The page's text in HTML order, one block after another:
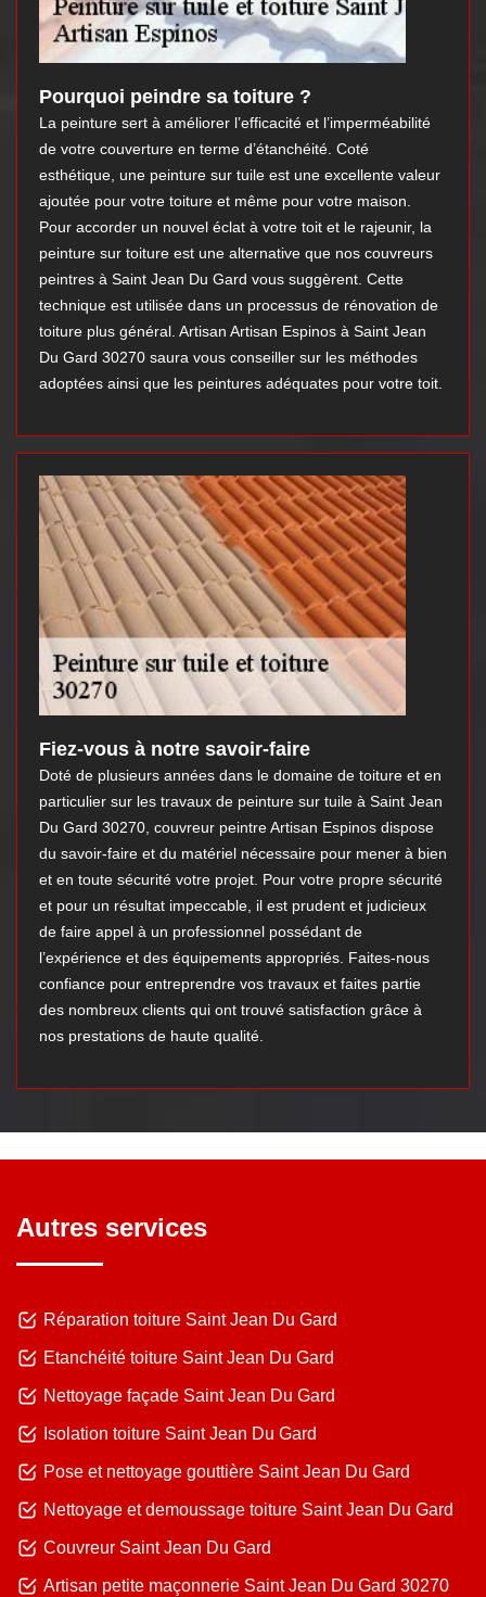
Pourquoi peindre sa toiture ?
La peinture sert à améliorer l’efficacité et l’imperméabilité
de votre couverture en terme d’étanchéité. Coté
esthétique, une peinture sur tuile est une excellente valeur
ajoutée pour votre toiture et même pour votre maison.
Pour accorder un nouvel éclat à votre toit et le rajeunir, la
peinture sur toiture est une alternative que nos couvreurs
peintres à Saint Jean Du Gard vous suggèrent. Cette
technique est utilisée dans un processus de rénovation de
toiture plus général. Artisan Artisan Espinos à Saint Jean
Du Gard 30270 saura vous conseiller sur les méthodes
adoptées ainsi que les peintures adéquates pour votre toit.
Fiez-vous à notre savoir-faire
Doté de plusieurs années dans le domaine de toiture et en
particulier sur les travaux de peinture sur tuile à Saint Jean
Du Gard 30270, couvreur peintre Artisan Espinos dispose
du savoir-faire et du matériel nécessaire pour mener à bien
et en toute sécurité votre projet. Pour votre propre sécurité
et pour un résultat impeccable, il est prudent et judicieux
de faire appel à un professionnel possédant de
l’expérience et des équipements appropriés. Faites-nous
confiance pour entreprendre vos travaux et faites partie
des nombreux clients qui ont trouvé satisfaction grâce à
nos prestations de haute qualité.
Autres services
Réparation toiture Saint Jean Du Gard
Etanchéité toiture Saint Jean Du Gard
Nettoyage façade Saint Jean Du Gard
Isolation toiture Saint Jean Du Gard
Pose et nettoyage gouttière Saint Jean Du Gard
Nettoyage et demoussage toiture Saint Jean Du Gard
Couvreur Saint Jean Du Gard
Artisan petite maçonnerie Saint Jean Du Gard 30270